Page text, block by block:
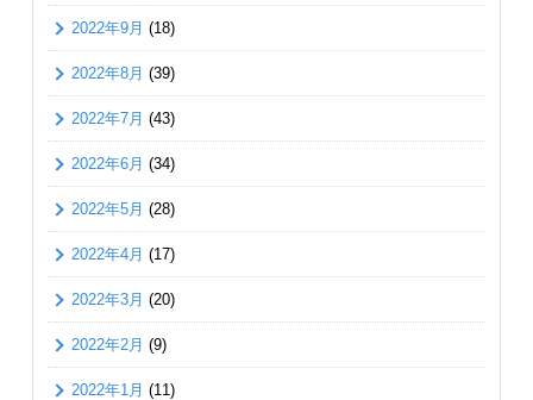
2022年9月 (18)
2022年8月 (39)
2022年7月 (43)
2022年6月 (34)
2022年5月 (28)
2022年4月 (17)
2022年3月 (20)
2022年2月 (9)
2022年1月 (11)